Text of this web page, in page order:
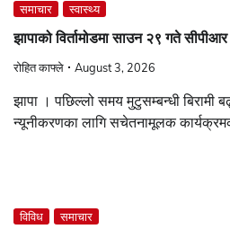
समाचार स्वास्थ्य
झापाको विर्तामोडमा साउन २९ गते
रोहित काफ्ले August 3, 2026
झापा । पछिल्लो समय मुटुसम्बन्धी बिरामी
न्यूनीकरणका लागि सचेतनामूलक
विविध समाचार